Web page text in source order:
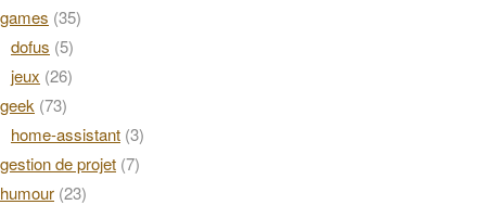
games (35)
dofus (5)
jeux (26)
geek (73)
home-assistant (3)
gestion de projet (7)
humour (23)